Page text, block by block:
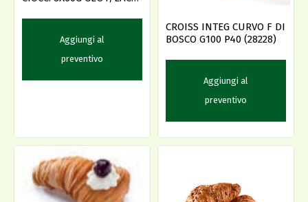
Aggiungi al
preventivo
CROISS INTEG CURVO F DI
BOSCO G100 P40 (28228)
Aggiungi al
preventivo